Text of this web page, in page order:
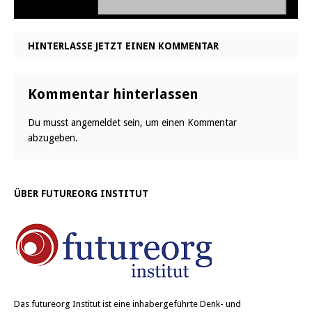
HINTERLASSE JETZT EINEN KOMMENTAR
Kommentar hinterlassen
Du musst angemeldet sein, um einen Kommentar
abzugeben.
ÜBER FUTUREORG INSTITUT
Das futureorg Institut ist eine inhabergeführte Denk- und